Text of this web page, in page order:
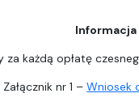
Informacja
każdą opłatę
Załącznik nr 1 –Wniosek